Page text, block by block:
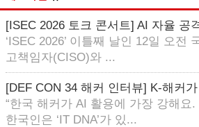
[ISEC 2026 토크 콘서트] AI 자율 공
‘ISEC 2026’ 이틀째 날인 12일 오전
고책임자(CISO)와 ...
[DEF CON 34 해커 인터뷰] K-해커
“한국 해커가 AI 활용에 가장 강해요
한국인은 ‘IT DNA’가 있...